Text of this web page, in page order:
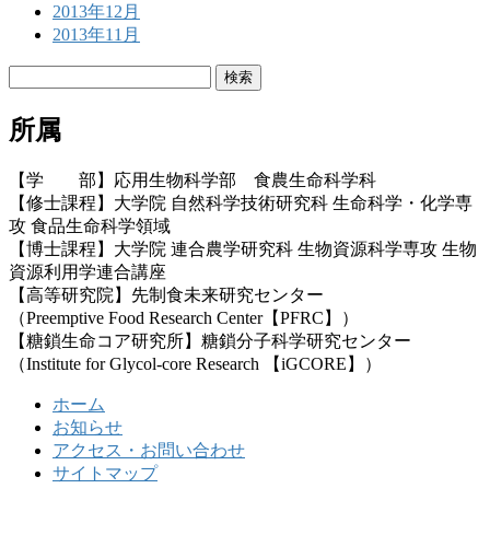
2013年12月
2013年11月
所属
【学 部】応用生物科学部 食農生命科学科
【修士課程】大学院 自然科学技術研究科 生命科学・化学専
攻 食品生命科学領域
【博士課程】大学院 連合農学研究科 生物資源科学専攻 生物
資源利用学連合講座
【高等研究院】先制食未来研究センター
（Preemptive Food Research Center【PFRC】）
【糖鎖生命コア研究所】糖鎖分子科学研究センター
（Institute for Glycol-core Research 【iGCORE】）
ホーム
お知らせ
アクセス・お問い合わせ
サイトマップ